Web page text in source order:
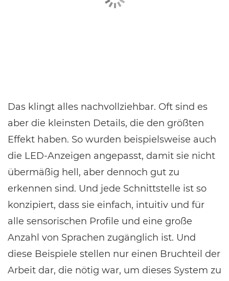
Das klingt alles nachvollziehbar. Oft sind es
aber die kleinsten Details, die den größten
Effekt haben. So wurden beispielsweise auch
die LED-Anzeigen angepasst, damit sie nicht
übermäßig hell, aber dennoch gut zu
erkennen sind. Und jede Schnittstelle ist so
konzipiert, dass sie einfach, intuitiv und für
alle sensorischen Profile und eine große
Anzahl von Sprachen zugänglich ist. Und
diese Beispiele stellen nur einen Bruchteil der
Arbeit dar, die nötig war, um dieses System zu